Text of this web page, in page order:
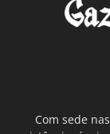
Com sede